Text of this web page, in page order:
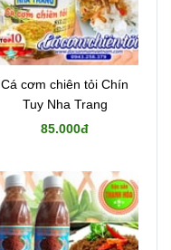
Cá cơm chiên tỏi Chín
Tuy Nha Trang
85.000đ